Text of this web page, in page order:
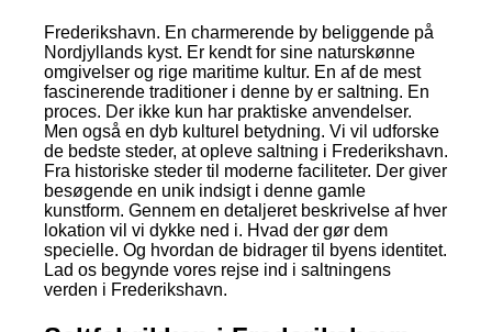
Frederikshavn. En charmerende by beliggende på
Nordjyllands kyst. Er kendt for sine naturskønne
omgivelser og rige maritime kultur. En af de mest
fascinerende traditioner i denne by er saltning. En
proces. Der ikke kun har praktiske anvendelser.
Men også en dyb kulturel betydning. Vi vil udforske
de bedste steder, at opleve saltning i Frederikshavn.
Fra historiske steder til moderne faciliteter. Der giver
besøgende en unik indsigt i denne gamle
kunstform. Gennem en detaljeret beskrivelse af hver
lokation vil vi dykke ned i. Hvad der gør dem
specielle. Og hvordan de bidrager til byens identitet.
Lad os begynde vores rejse ind i saltningens
verden i Frederikshavn.